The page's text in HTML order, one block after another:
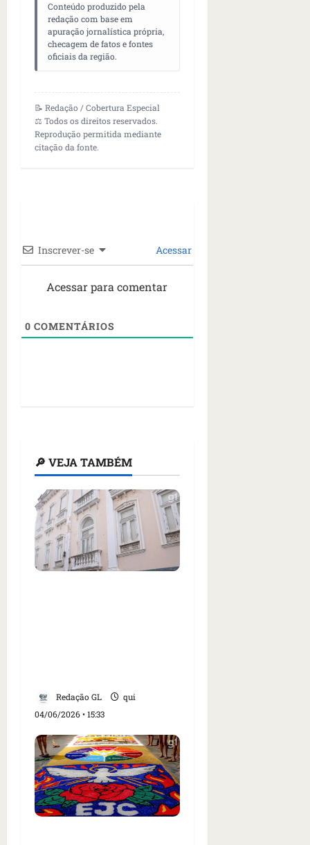
Conteúdo produzido pela
redação com base em
apuração jornalística própria,
checagem de fatos e fontes
oficiais da região.
📝 Redação / Cobertura Especial
⚖️ Todos os direitos reservados.
Reprodução permitida mediante
citação da fonte.
Inscrever-se Acessar
Acessar para comentar
0 COMENTÁRIOS
🔎 VEJA TAMBÉM
Redação GL
qui
04/06/2026 • 15:33